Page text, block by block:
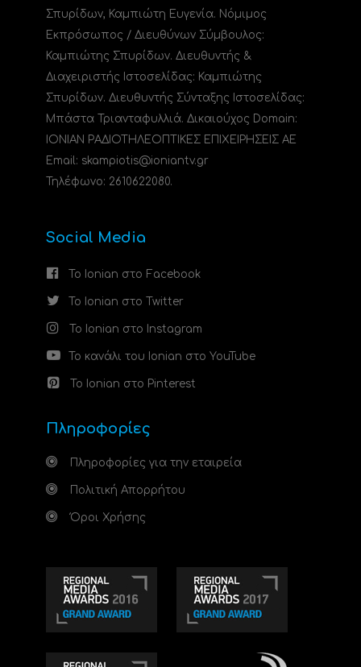
Σπυρίδων, Καμπιώτη Ευγενία. Νόμιμος
Εκπρόσωπος / Διευθύνων Σύμβουλος:
Καμπιώτης Σπυρίδων. Διευθυντής &
Διαχειριστής Ιστοσελίδας: Καμπιώτης
Σπυρίδων. Διευθυντής Σύνταξης Ιστοσελίδας:
Μπάστα Τριανταφυλλιά. Δικαιούχος Domain:
ΙΟΝΙΑΝ ΡΑΔΙΟΤΗΛΕΟΠΤΙΚΕΣ ΕΠΙΧΕΙΡΗΣΕΙΣ ΑΕ
Email: skampiotis@ioniantv.gr
Τηλέφωνο: 2610622080.
Social Media
Το Ionian στο Facebook
Το Ionian στο Twitter
Το Ionian στο Instagram
Το κανάλι του Ionian στο YouTube
Το Ionian στο Pinterest
Πληροφορίες
Πληροφορίες για την εταιρεία
Πολιτική Απορρήτου
Όροι Χρήσης